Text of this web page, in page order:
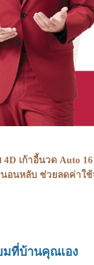
เก้าอี้นวด Auto
อนหลับ ช่วยลดค่า
มที่บ้านคุณเอง